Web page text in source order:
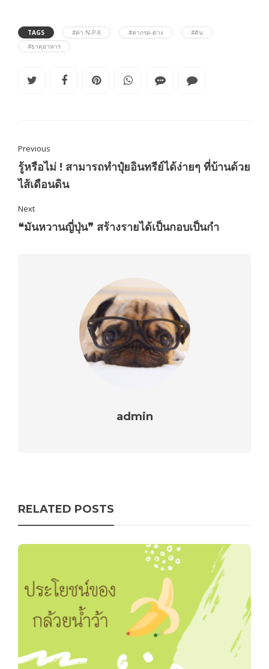
TAGS #ค่า N-P-K #ค่ากรด-ด่าง
#ดิน
#ธาตุอาหาร
Previous
รู้หรือไม่ ! สามารถทำปุ๋ยอินทรีย์ได้ง่ายๆ ที่บ้านด้วย
ไส้เดือนดิน
Next
❝มันหวานญี่ปุ่น❞ สร้างรายได้เป็นกอบเป็นกำ
admin
RELATED POSTS